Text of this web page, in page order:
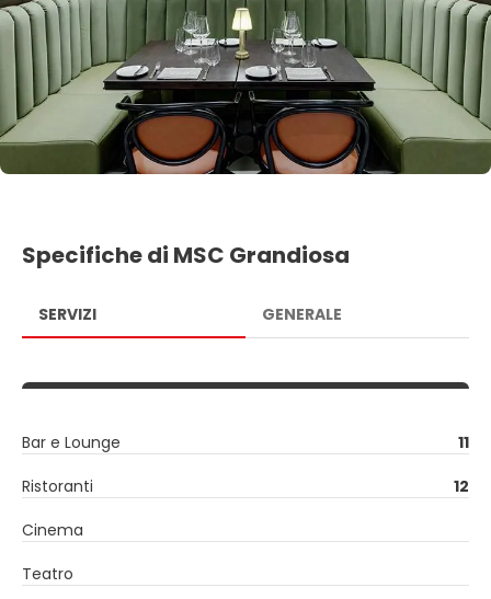
Specifiche di MSC Grandiosa
SERVIZI GENERALE
Bar e Lounge
11
Ristoranti
12
Cinema
Teatro